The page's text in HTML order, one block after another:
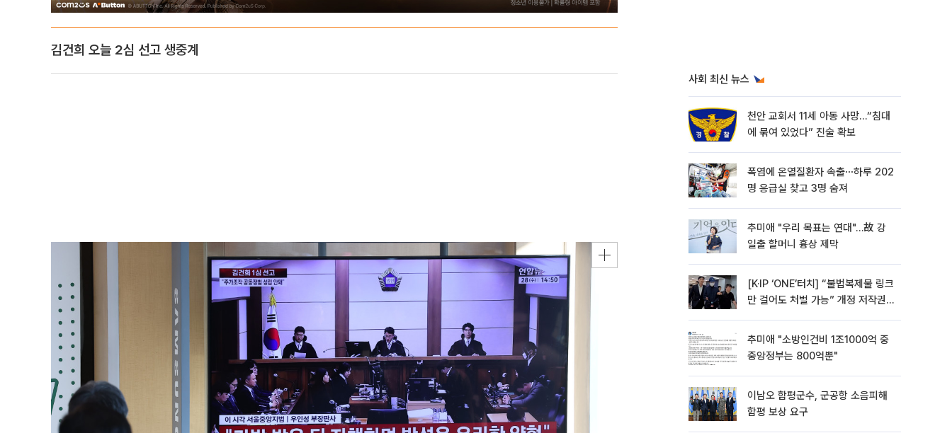
김건희 오늘 2심 선고 생중계
사회 최신 뉴스
천안 교회서 11세 아동 사망…“침대
에 묶여 있었다” 진술 확보
폭염에 온열질환자 속출⋯하루 202
명 응급실 찾고 3명 숨져
추미애 "우리 목표는 연대"…故 강
일출 할머니 흉상 제막
[K·IP ‘ONE’터치] “불법복제물 링크
만 걸어도 처벌 가능” 개정 저작권
추미애 "소방인건비 1조1000억 중
중앙정부는 800억뿐"
이남오 함평군수, 군공항 소음피해
함평 보상 요구